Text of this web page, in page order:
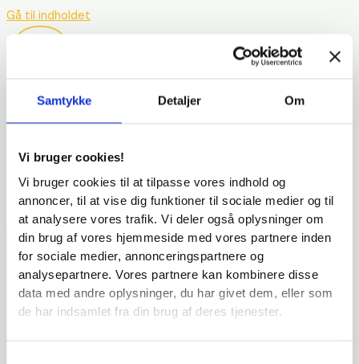
Samtykke Detaljer Om
Vi bruger cookies!
Vi bruger cookies til at tilpasse vores indhold og
annoncer, til at vise dig funktioner til sociale medier og til
at analysere vores trafik. Vi deler også oplysninger om
din brug af vores hjemmeside med vores partnere inden
for sociale medier, annonceringspartnere og
analysepartnere. Vores partnere kan kombinere disse
data med andre oplysninger, du har givet dem, eller som
de har indsamlet fra din brug af deres tjenester.
Gå til indholdet
E-læring
Kurser
E-læring til kommuner